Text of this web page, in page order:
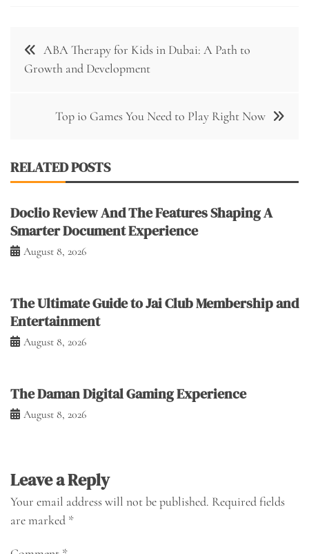
Post
navigation
ABA Therapy for Kids in Dubai: A Path to
Growth and Development
Top io Games You Need to Play Right Now
RELATED POSTS
Doclio Review And The Features Shaping A
Smarter Document Experience
August 8, 2026
The Ultimate Guide to Jai Club Membership and
Entertainment
August 8, 2026
The Daman Digital Gaming Experience
August 8, 2026
Leave a Reply
Your email address will not be published. Required fields
are marked *